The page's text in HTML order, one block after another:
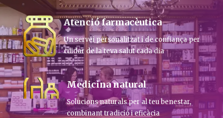
Atenció farmacèutica
Un servei personalitzat i de confiança per
cuidar de la teva salut cada dia
Medicina natural
Solucions naturals per al teu benestar,
combinant tradició i eficàcia